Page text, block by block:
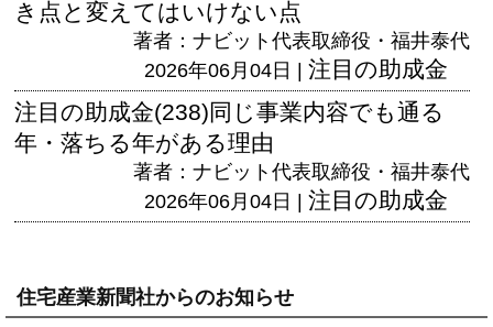
き点と変えてはいけない点
著者：ナビット代表取締役・福井泰代
2026年06月04日 | 注目の助成金
注目の助成金(238)同じ事業内容でも通る
年・落ちる年がある理由
著者：ナビット代表取締役・福井泰代
2026年06月04日 | 注目の助成金
住宅産業新聞社からのお知らせ